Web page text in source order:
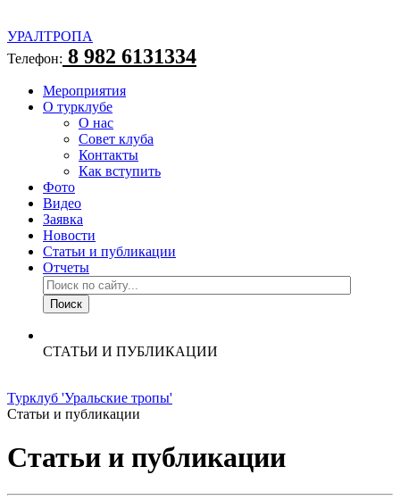
УРАЛТРОПА
Телефон: 8 982 6131334
Мероприятия
О турклубе
О нас
Совет клуба
Контакты
Как вступить
Фото
Видео
Заявка
Новости
Статьи и публикации
Отчеты
СТАТЬИ И ПУБЛИКАЦИИ
Турклуб 'Уральские тропы'
Статьи и публикации
Статьи и публикации